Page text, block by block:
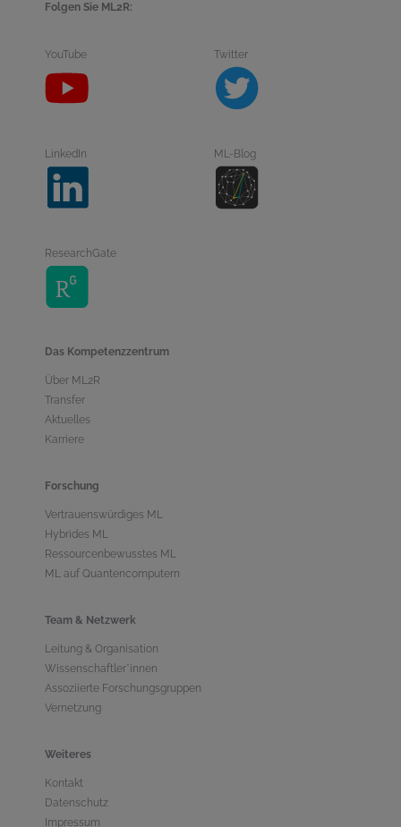
Folgen Sie ML2R:
YouTube Twitter
LinkedIn ML-Blog
ResearchGate
Das Kompetenzzentrum
Über ML2R
Transfer
Aktuelles
Karriere
Forschung
Vertrauenswürdiges ML
Hybrides ML
Ressourcenbewusstes ML
ML auf Quantencomputern
Team & Netzwerk
Leitung & Organisation
Wissenschaftler*innen
Assoziierte Forschungsgruppen
Vernetzung
Weiteres
Kontakt
Datenschutz
Impressum